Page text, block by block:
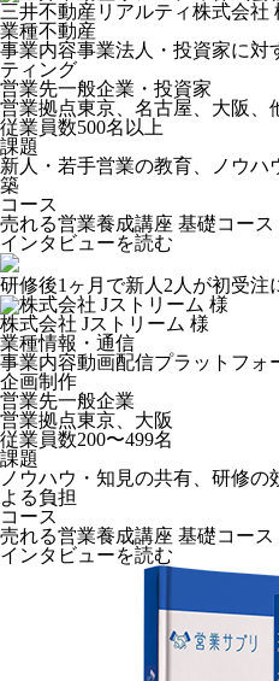
三井不動産リアルティ株式会社
業種不動産
事業内容事業法⼈・投資家に対
ティング
営業先⼀般企業・投資家
営業拠点東京、名古屋、⼤阪、
従業員数500名以上
課題
新人・若手営業の教育、ノウ
築
コース
売れる営業養成講座 基礎コース
インタビューを読む
研修後1ヶ月で新人2人が初受注
株式会社 Jストリーム 様
業種情報・通信
事業内容動画配信プラットフォ
企画制作
営業先一般企業
営業拠点東京、大阪
従業員数200〜499名
課題
ノウハウ・知見の共有、研修
よる負担
コース
売れる営業養成講座 基礎コース
インタビューを読む